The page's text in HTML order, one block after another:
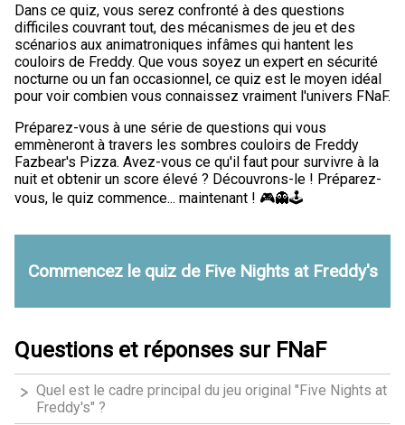
Dans ce quiz, vous serez confronté à des questions
difficiles couvrant tout, des mécanismes de jeu et des
scénarios aux animatroniques infâmes qui hantent les
couloirs de Freddy. Que vous soyez un expert en sécurité
nocturne ou un fan occasionnel, ce quiz est le moyen idéal
pour voir combien vous connaissez vraiment l'univers FNaF.
Préparez-vous à une série de questions qui vous
emmèneront à travers les sombres couloirs de Freddy
Fazbear's Pizza. Avez-vous ce qu'il faut pour survivre à la
nuit et obtenir un score élevé ? Découvrons-le ! Préparez-
vous, le quiz commence... maintenant ! 🎮👻🕹️
Commencez le quiz de Five Nights at Freddy's
Questions et réponses sur FNaF
Quel est le cadre principal du jeu original "Five Nights at
Freddy's" ?